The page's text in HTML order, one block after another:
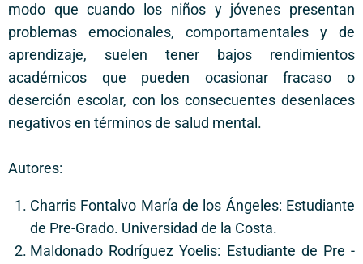
modo que cuando los niños y jóvenes presentan
problemas emocionales, comportamentales y de
aprendizaje, suelen tener bajos rendimientos
académicos que pueden ocasionar fracaso o
deserción escolar, con los consecuentes desenlaces
negativos en términos de salud mental.
Autores:
Charris Fontalvo María de los Ángeles: Estudiante
de Pre-Grado. Universidad de la Costa.
Maldonado Rodríguez Yoelis: Estudiante de Pre -